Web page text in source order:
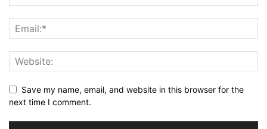
Save my name, email, and website in this browser for the
next time I comment.